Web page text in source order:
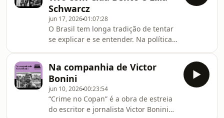
qu
lança um misto de ensaio cultural e
memória que aborda temas como
desejo, morte e passagem do
tempo. Neste episódio, Michel conta
sobre o processo de escrita do livro,
suas referências e
Schwarcz
jun 17, 202601:07:28
O Brasil tem longa tradição de tentar
se explicar e se entender. Na política,
está explicando o Brasil hoje?Os livros
são um bom ponto de partida para
responder essas perguntas. Neste
episódio especial da Rádio
Companhia, gravado ao vivo na Feira
Na companhia de Victor
Bonini
jun 10, 202600:23:54
“Crime no Copan” é a obra de estreia
do escritor e jornalista Victor Bonini